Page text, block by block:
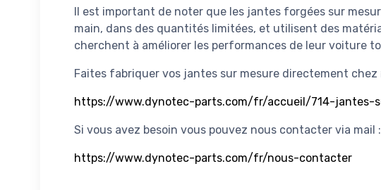
Il est important de noter que les jantes forgées sur
main, dans des quantités limitées, et utilisent des
cherchent à améliorer les performances de leur voiture
Faites fabriquer vos jantes sur mesure directement
https://www.dynotec-parts.com/fr/accueil/714-jantes-
Si vous avez besoin vous pouvez nous contacter via mail :
https://www.dynotec-parts.com/fr/nous-contacter